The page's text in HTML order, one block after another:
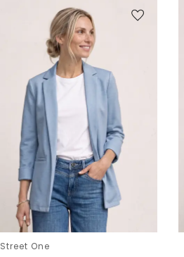
Street One